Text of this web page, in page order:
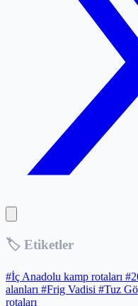
🏷️ Etiketler
#İç Anadolu kamp rotaları
alanları #Frig Vadisi #Tuz
rotaları